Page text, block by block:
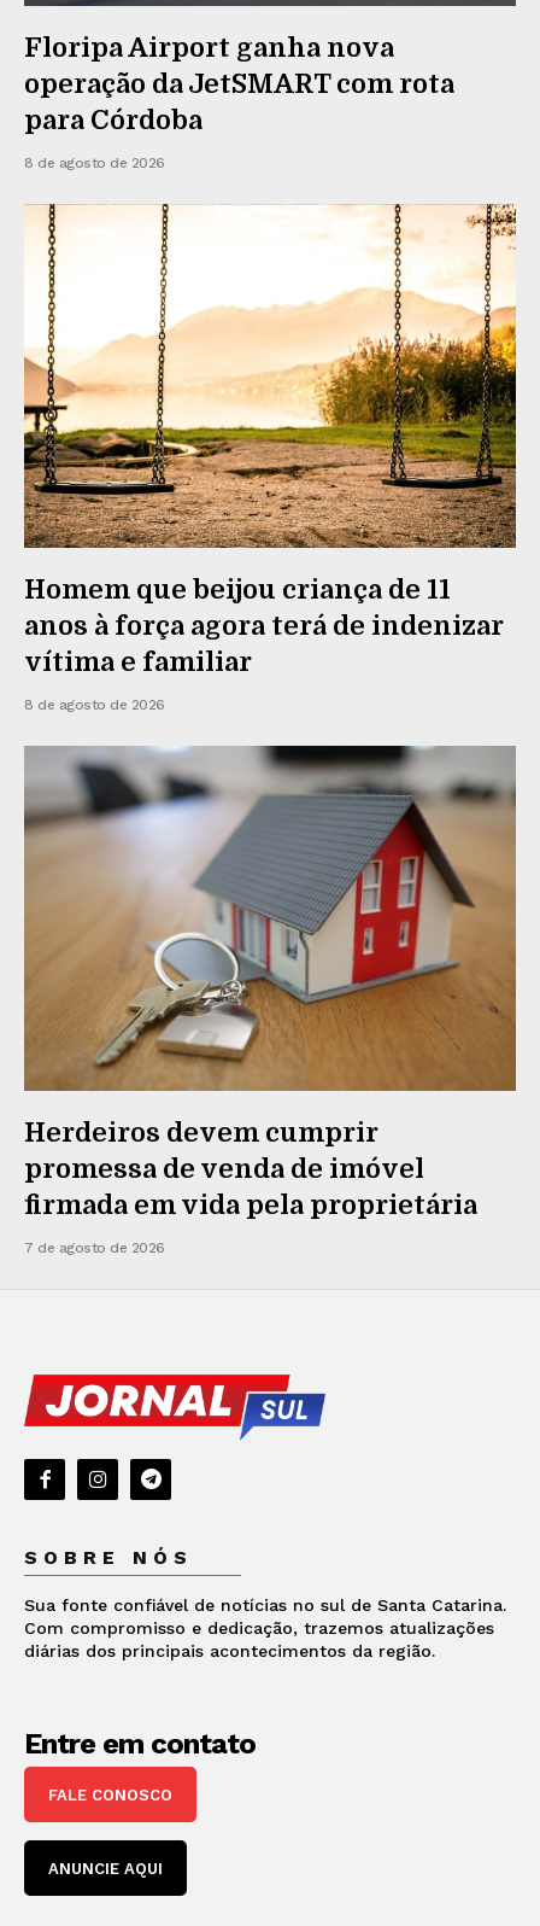
Floripa Airport ganha nova
operação da JetSMART com rota
para Córdoba
8 de agosto de 2026
Homem que beijou criança de 11
anos à força agora terá de indenizar
vítima e familiar
8 de agosto de 2026
Herdeiros devem cumprir
promessa de venda de imóvel
firmada em vida pela proprietária
7 de agosto de 2026
SOBRE NÓS
Sua fonte confiável de notícias no sul de Santa Catarina.
Com compromisso e dedicação, trazemos atualizações
diárias dos principais acontecimentos da região.
Entre em contato
FALE CONOSCO
ANUNCIE AQUI